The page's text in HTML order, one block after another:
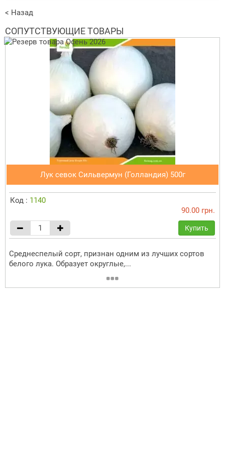
< Назад
СОПУТСТВУЮЩИЕ ТОВАРЫ
Лук севок Сильвермун (Голландия) 500г
Код : 1140
90.00 грн.
Купить
Среднеспелый сорт, признан одним из лучших сортов
белого лука. Образует округлые,...